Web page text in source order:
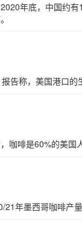
年底，中国约
告称，美国港口
咖啡是60%的美国
21年墨西哥咖啡产